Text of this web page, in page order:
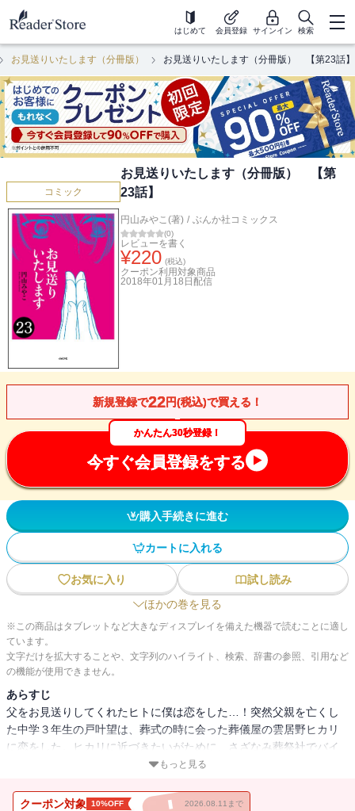
はじめて 会員登録 サインイン 検索
お見送りいたします（分冊版） お見送りいたします（分冊版） 【第23話】
コミック
お見送りいたします（分冊版） 【第
23話】
円山みやこ(著) / ぶんか社コミックス
(0)
レビューを書く
¥220 (税込)
クーポン利用対象商品
2018年01月18日 配信
新規登録で22円(税込)で買える！
かんたん30秒登録！
今すぐ会員登録をする
購入手続きに進む
カートに入れる
お気に入り
試し読み
ほかの巻を見る
※この商品はタブレットなど大きなディスプレイを備えた機器で読むことに適し
ています。
文字だけを拡大することや、文字列のハイライト、検索、辞書の参照、引用など
の機能が使用できません。
あらすじ
父をお見送りしてくれたヒトに僕は恋をした…！突然父親を亡くし
た中学３年生の戸叶望は、葬式の時に会った葬儀屋の雲居野ヒカリ
に恋をした。ヒカリに近づきたいがために、さざなみ葬祭社でバイ
トをすることを決意する望だが…。新米“おくりびと”が見た、愛と涙
もっと見る
クーポン対象 10%OFF 2026.08.11まで